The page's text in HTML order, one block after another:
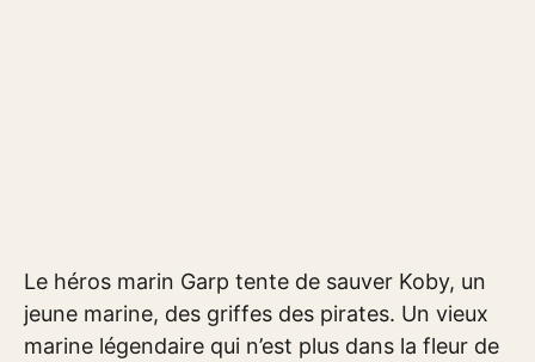
Le héros marin Garp tente de sauver Koby, un
jeune marine, des griffes des pirates. Un vieux
marine légendaire qui n’est plus dans la fleur de